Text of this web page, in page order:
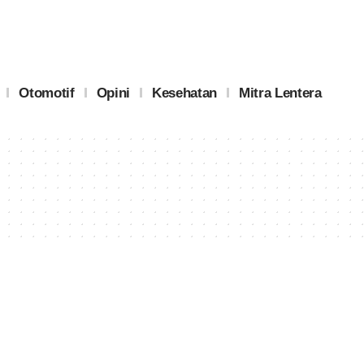
Otomotif Opini Kesehatan Mitra Lentera